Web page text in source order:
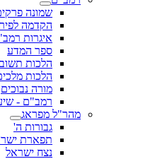
שמונה
הקדמה
איגרות
ספר המדע
הלכות
הלכות
מורה נבוכים
רמב"ם -
מהר"ל מפראג
גבורות ה'
תפארת
נצח ישראל